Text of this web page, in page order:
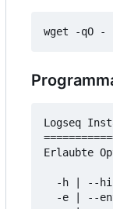
wget -qO
Logseq
Erlaubte
-h | --
-e | --